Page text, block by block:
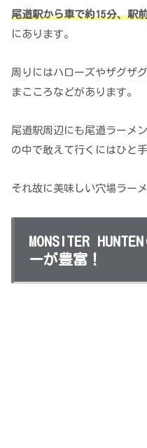
尾道駅から車で約15分、駅
にあります。
周りにはハローズやザグザ
まこころなどがあります。
尾道駅周辺にも尾道ラーメ
の中で敢えて行くにはひと
それ故に美味しい穴場ラー
MONSITER
ーが豊富！